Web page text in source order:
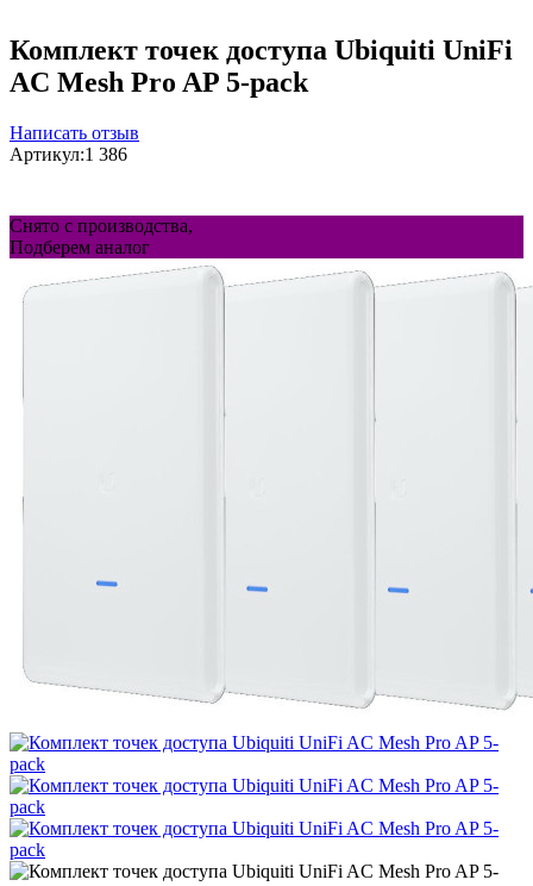
Комплект точек доступа Ubiquiti UniFi
AC Mesh Pro AP 5-pack
Написать отзыв
Артикул:1 386
Снято с производства,
Подберем аналог